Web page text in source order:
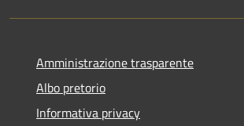
Amministrazione trasparente
Albo pretorio
Informativa privacy